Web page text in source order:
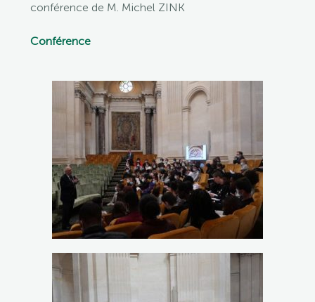
conférence de M. Michel ZINK
Conférence